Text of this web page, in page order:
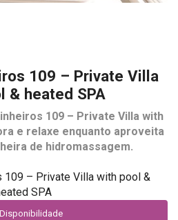
109 – Private Villa
& heated SPA
109 – Private Villa with
e relaxe enquanto aproveita
de hidromassagem.